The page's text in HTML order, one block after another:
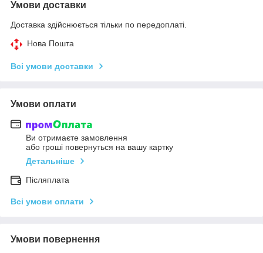
Умови доставки
Доставка здійснюється тільки по передоплаті.
Нова Пошта
Всі умови доставки
Умови оплати
Ви отримаєте замовлення
або гроші повернуться на вашу картку
Детальніше
Післяплата
Всі умови оплати
Умови повернення